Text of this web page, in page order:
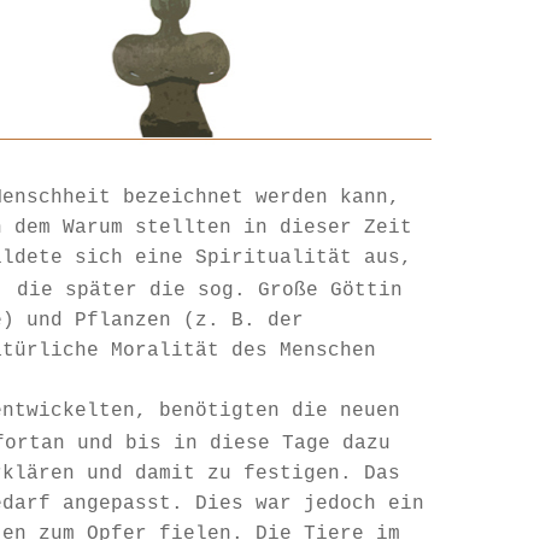
bezeichnet werden kann,
Warum stellten in dieser Zeit
sich eine Spiritualität aus,
später die sog. Große Göttin
und Pflanzen (z. B. der
Moralität des Menschen
benötigten die neuen
und bis in diese Tage dazu
und damit zu festigen. Das
angepasst. Dies war jedoch ein
zum Opfer fielen. Die Tiere im